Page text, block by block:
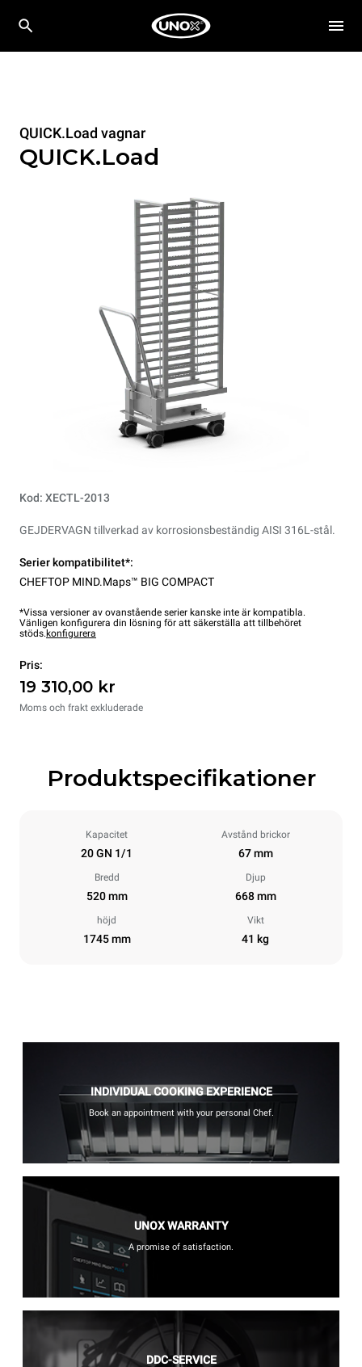
QUICK.Load vagnar
QUICK.Load
Kod: XECTL-2013
GEJDERVAGN tillverkad av korrosionsbeständig AISI 316L-stål.
Serier kompatibilitet*:
CHEFTOP MIND.Maps™ BIG COMPACT
*Vissa versioner av ovanstående serier kanske inte är kompatibla.
Vänligen konfigurera din lösning för att säkerställa att tillbehöret
stöds. konfigurera
Pris:
19 310,00 kr
Moms och frakt exkluderade
Produktspecifikationer
Kapacitet
20 GN 1/1
Avstånd brickor
67 mm
Bredd
520 mm
Djup
668 mm
höjd
1745 mm
Vikt
41 kg
INDIVIDUAL COOKING EXPERIENCE
Book an appointment with your personal Chef.
UNOX WARRANTY
A promise of satisfaction.
DDC-SERVICE